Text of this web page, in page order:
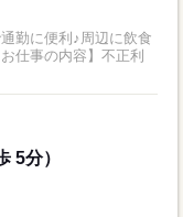
勤に便利♪周辺に飲食
事の内容】不正利
5分）